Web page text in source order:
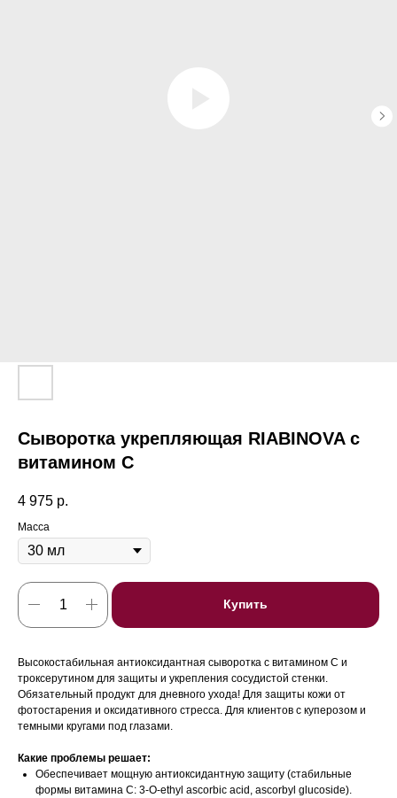
Сыворотка укрепляющая RIABINOVA с
витамином С
4 975 р.
Масса
Купить
Высокостабильная антиоксидантная сыворотка с витамином С и
троксерутином для защиты и укрепления сосудистой стенки.
Обязательный продукт для дневного ухода! Для защиты кожи от
фотостарения и оксидативного стресса. Для клиентов с куперозом и
темными кругами под глазами.
Какие проблемы решает:
Обеспечивает мощную антиоксидантную защиту (стабильные
формы витамина С: 3-O-ethyl ascorbic acid, ascorbyl glucoside).